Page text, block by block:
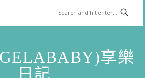
享樂
日記